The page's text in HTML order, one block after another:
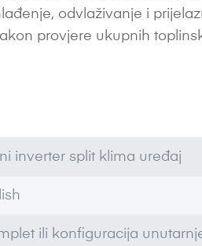
odvlaživanje i
provjere ukupnih
inverter split klima uređaj
ili konfiguracija